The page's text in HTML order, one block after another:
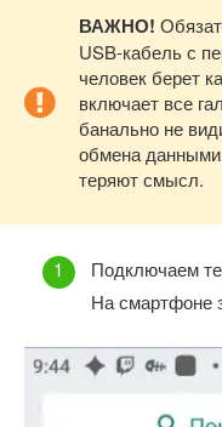
ВАЖНО!
USB-кабель с
человек берет
включает все
банально не
обмена
теряют смысл.
Подключаем
На смартфоне